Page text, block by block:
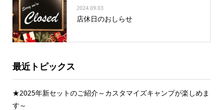
2024.09.03
店休日のおしらせ
最近トピックス
★2025年新セットのご紹介～カスタマイズキャンプが楽しめま
す～